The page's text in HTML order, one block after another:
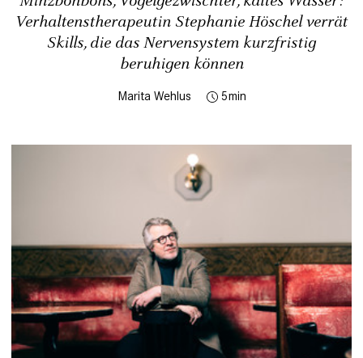
Verhaltenstherapeutin Stephanie Höschel verrät
Skills, die das Nervensystem kurzfristig
beruhigen können
Marita Wehlus 5